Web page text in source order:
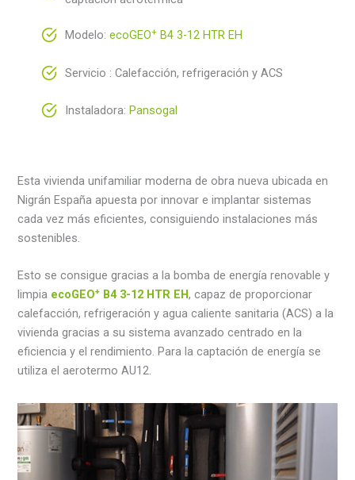
Modelo: ecoGEO+B4 3-12 HTR EH
Servicio : Calefacción, refrigeración y ACS
Instaladora: Pansogal
Esta vivienda unifamiliar moderna de obra nueva ubicada en
Nigrán España apuesta por innovar e implantar sistemas
cada vez más eficientes, consiguiendo instalaciones más
sostenibles.
Esto se consigue gracias a la bomba de energía renovable y
limpia ecoGEO+ B4 3-12 HTR EH, capaz de proporcionar
calefacción, refrigeración y agua caliente sanitaria (ACS) a la
vivienda gracias a su sistema avanzado centrado en la
eficiencia y el rendimiento. Para la captación de energía se
utiliza el aerotermo AU12.